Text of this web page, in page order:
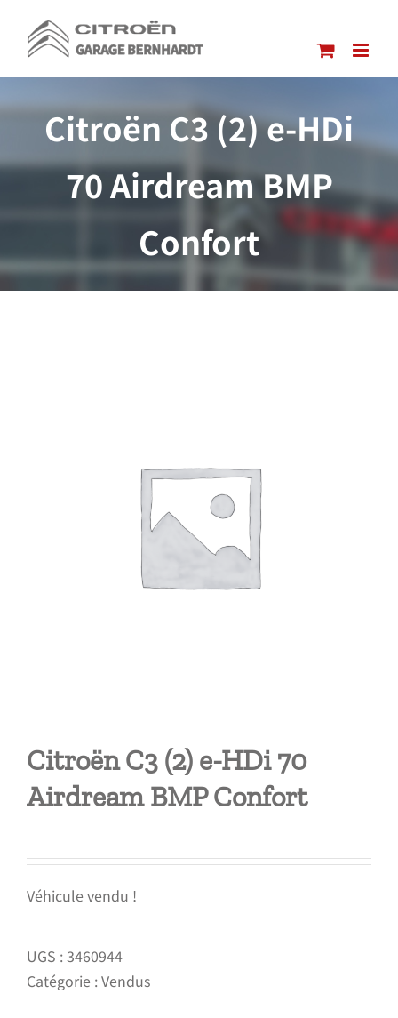
contenu
Citroën C3 (2) e-HDi
70 Airdream BMP
Confort
Citroën C3 (2) e-HDi 70
Airdream BMP Confort
Véhicule vendu !
UGS :3460944
Catégorie :Vendus